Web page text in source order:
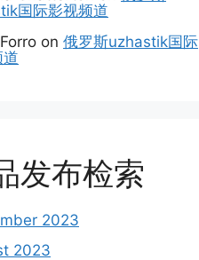
国际影视频道
on 俄罗斯uzhastik国际
发布检索
2023
2023